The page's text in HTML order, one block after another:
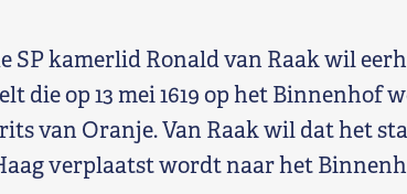
SP kamerlid Ronald van Raak wil
die op 13 mei 1619 op het Binnenhof
van Oranje. Van Raak wil dat het
verplaatst wordt naar het